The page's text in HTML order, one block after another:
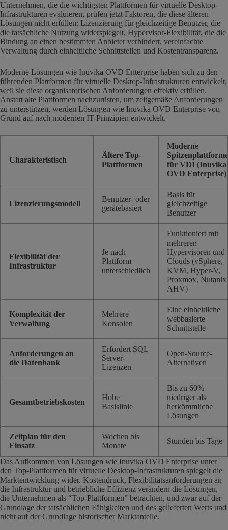
Unternehmen, die die wichtigsten Plattformen für virtuelle Desktop-
Infrastrukturen evaluieren, prüfen jetzt Faktoren, die diese älteren
Lösungen nicht erfüllen: Lizenzierung für gleichzeitige Benutzer, die
die tatsächliche Nutzung widerspiegelt, Hypervisor-Flexibilität, die die
Bindung an einen bestimmten Anbieter verhindert, vereinfachte
Verwaltung durch einheitliche Schnittstellen und Kostentransparenz.
Moderne Lösungen wie Inuvika OVD Enterprise haben sich zu den
führenden Plattformen für virtuelle Desktop-Infrastrukturen entwickelt,
weil sie diese organisatorischen Anforderungen effektiv erfüllen.
Anstatt alte Plattformen nachzurüsten, um zeitgemäße Anforderungen
zu unterstützen, werden Lösungen wie Inuvika OVD Enterprise von
Grund auf nach modernen IT-Prinzipien entwickelt.
Charakteristisch
Ältere Top-
Plattformen
Moderne
für VDI (Inuvika
OVD Enterprise)
Lizenzierungsmodell
Benutzer- oder
gerätebasiert
Basis für
gleichzeitige
Benutzer
Flexibilität der
Infrastruktur
Je nach
Plattform
unterschiedlich
Funktioniert mit
mehreren
Hypervisoren und
Clouds (vSphere,
KVM, Hyper-V,
Proxmox, Nutanix
AHV)
Komplexität der
Verwaltung
Mehrere
Konsolen
Eine einheitliche
webbasierte
Schnittstelle
Anforderungen an
die Datenbank
Erfordert SQL
Server-
Lizenzen
Open-Source-
Alternativen
Gesamtbetriebskosten
Hohe
Basislinie
Bis zu 60%
niedriger als
herkömmliche
Lösungen
Zeitplan für den
Einsatz
Wochen bis
Monate
Stunden bis Tage
Das Aufkommen von Lösungen wie Inuvika OVD Enterprise unter
den Top-Plattformen für virtuelle Desktop-Infrastrukturen spiegelt die
Marktentwicklung wider. Kostendruck, Flexibilitätsanforderungen an
die Infrastruktur und betriebliche Effizienz verändern die Lösungen,
die Unternehmen als “Top-Plattformen” betrachten, und zwar auf der
Grundlage der tatsächlichen Fähigkeiten und des gelieferten Werts und
nicht auf der Grundlage historischer Marktanteile.